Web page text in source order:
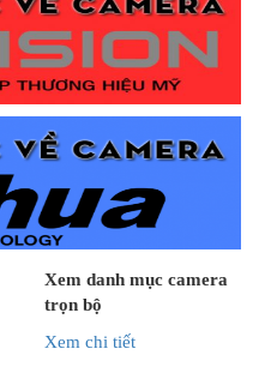
Xem danh mục camera
trọn bộ
Xem chi tiết